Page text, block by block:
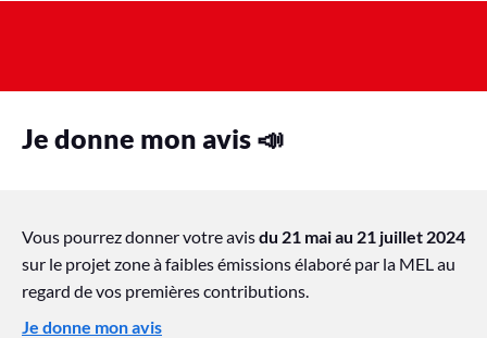
Je donne mon avis 📣
Vous pourrez donner votre avisdu 21 mai au 21 juillet 2024
sur le projet zone à faibles émissions élaboré par la MEL au
regard de vos premières contributions.
Je donne mon avis